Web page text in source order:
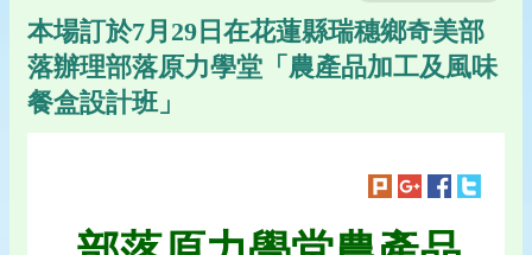
本場訂於7月29日在花蓮縣瑞穗鄉奇美部
落辦理部落原力學堂「農產品加工及風味
餐盒設計班」